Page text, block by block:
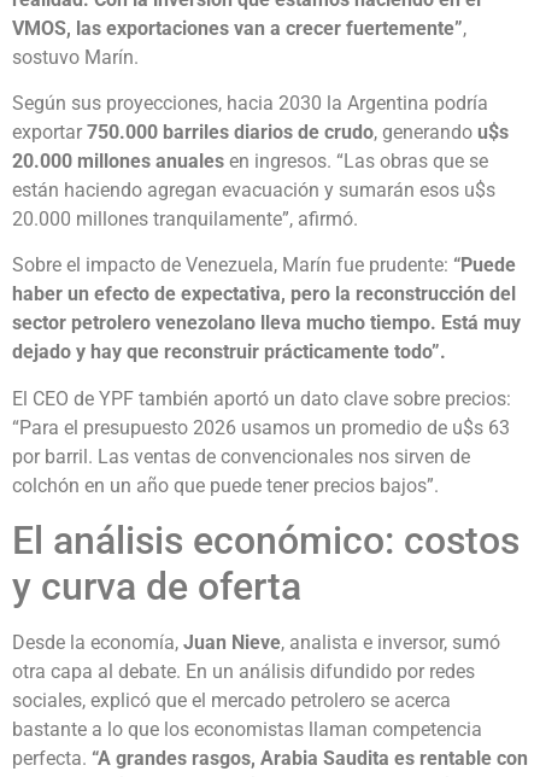
VMOS, las exportaciones van a crecer fuertemente”,
sostuvo Marín.
Según sus proyecciones, hacia 2030 la Argentina podría
exportar 750.000 barriles diarios de crudo, generando u$s
20.000 millones anuales en ingresos. “Las obras que se
están haciendo agregan evacuación y sumarán esos u$s
20.000 millones tranquilamente”, afirmó.
Sobre el impacto de Venezuela, Marín fue prudente: “Puede
haber un efecto de expectativa, pero la reconstrucción del
sector petrolero venezolano lleva mucho tiempo. Está muy
dejado y hay que reconstruir prácticamente todo”.
El CEO de YPF también aportó un dato clave sobre precios:
“Para el presupuesto 2026 usamos un promedio de u$s 63
por barril. Las ventas de convencionales nos sirven de
colchón en un año que puede tener precios bajos”.
El análisis económico: costos
y curva de oferta
Desde la economía, Juan Nieve, analista e inversor, sumó
otra capa al debate. En un análisis difundido por redes
sociales, explicó que el mercado petrolero se acerca
bastante a lo que los economistas llaman competencia
perfecta. “A grandes rasgos, Arabia Saudita es rentable con